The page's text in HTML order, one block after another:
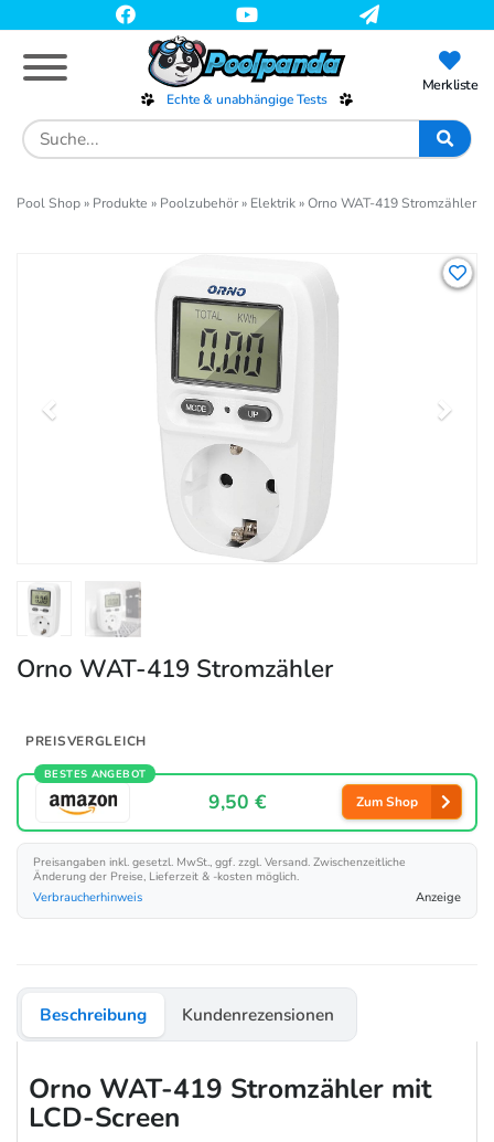
to
main
content
Echte & unabhängige Tests
Search
for:
Merkliste
Pool Shop» Produkte » Poolzubehör» Elektrik»Orno WAT-419 Stromzähler
Orno WAT-419 Stromzähler
PREISVERGLEICH
BESTES ANGEBOT
9,50 € Zum Shop
Preisangaben inkl. gesetzl. MwSt., ggf. zzgl. Versand. Zwischenzeitliche
Änderung der Preise, Lieferzeit & -kosten möglich.
Verbraucherhinweis
Anzeige
Beschreibung Kundenrezensionen
Orno WAT-419 Stromzähler mit
LCD-Screen